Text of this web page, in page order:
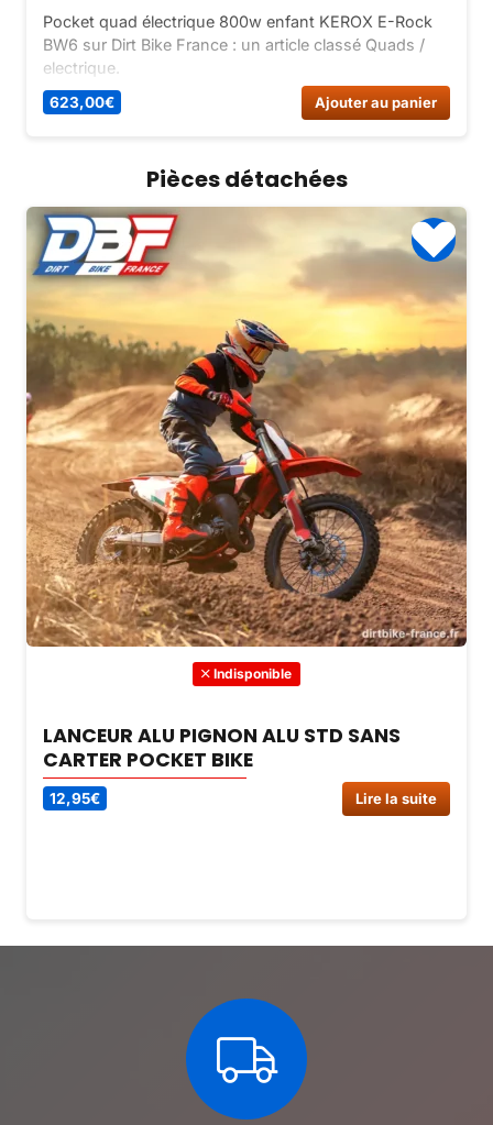
Pocket quad électrique 800w enfant KEROX E-Rock
BW6 sur Dirt Bike France : un article classé Quads /
electrique.
623,00€ Ajouter au panier
Pièces détachées
Indisponible
LANCEUR ALU PIGNON ALU STD SANS
CARTER POCKET BIKE
12,95€ Lire la suite